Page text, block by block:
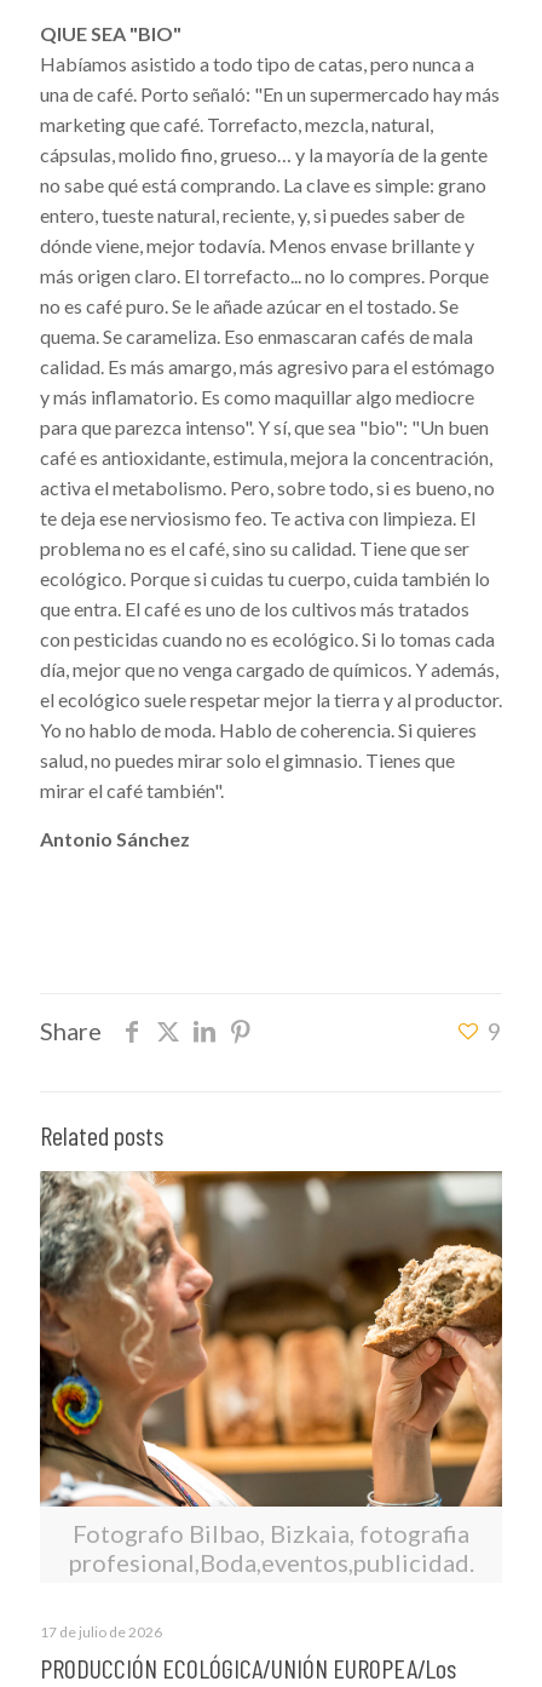
QIUE SEA "BIO"
Habíamos asistido a todo tipo de catas, pero nunca a
una de café. Porto señaló: "En un supermercado hay más
marketing que café. Torrefacto, mezcla, natural,
cápsulas, molido fino, grueso… y la mayoría de la gente
no sabe qué está comprando. La clave es simple: grano
entero, tueste natural, reciente, y, si puedes saber de
dónde viene, mejor todavía. Menos envase brillante y
más origen claro. El torrefacto... no lo compres. Porque
no es café puro. Se le añade azúcar en el tostado. Se
quema. Se carameliza. Eso enmascaran cafés de mala
calidad. Es más amargo, más agresivo para el estómago
y más inflamatorio. Es como maquillar algo mediocre
para que parezca intenso". Y sí, que sea "bio": "Un buen
café es antioxidante, estimula, mejora la concentración,
activa el metabolismo. Pero, sobre todo, si es bueno, no
te deja ese nerviosismo feo. Te activa con limpieza. El
problema no es el café, sino su calidad. Tiene que ser
ecológico. Porque si cuidas tu cuerpo, cuida también lo
que entra. El café es uno de los cultivos más tratados
con pesticidas cuando no es ecológico. Si lo tomas cada
día, mejor que no venga cargado de químicos. Y además,
el ecológico suele respetar mejor la tierra y al productor.
Yo no hablo de moda. Hablo de coherencia. Si quieres
salud, no puedes mirar solo el gimnasio. Tienes que
mirar el café también".
Antonio Sánchez
Share 9
Related posts
Fotografo Bilbao, Bizkaia, fotografia
profesional,Boda,eventos,publicidad.
17 de julio de 2026
PRODUCCIÓN ECOLÓGICA/UNIÓN EUROPEA/Los